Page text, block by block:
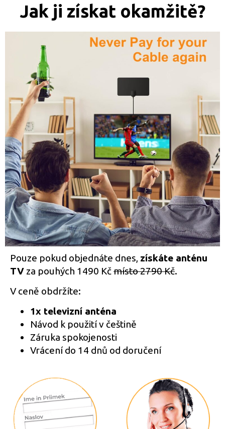
Jak ji získat okamžitě?
Pouze pokud objednáte dnes, získáte anténu
TV za pouhých 1490 Kčmísto 2790 Kč.
V ceně obdržíte:
1x televizní anténa
Návod k použití v češtině
Záruka spokojenosti
Vrácení do 14 dnů od doručení